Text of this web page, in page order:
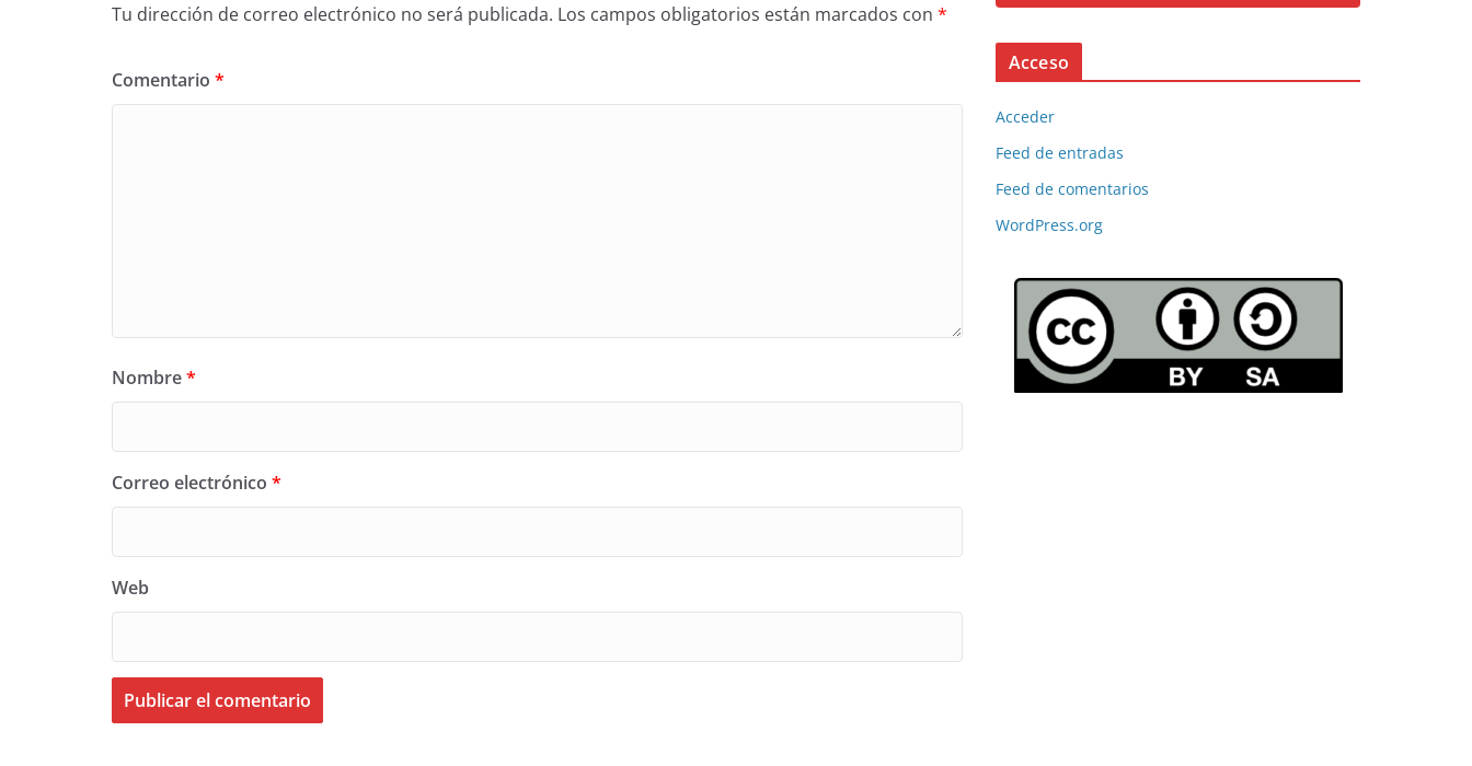
Tu dirección de correo electrónico no será publicada. Los campos obligatorios están marcados con *
Comentario *
Nombre*
Correo electrónico *
Web
Acceso
Acceder
Feed de entradas
Feed de comentarios
WordPress.org